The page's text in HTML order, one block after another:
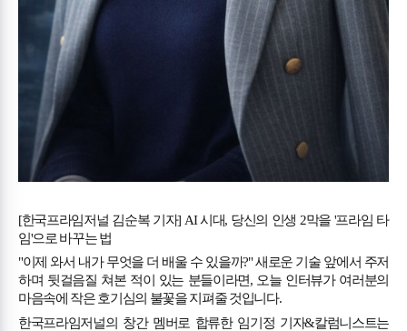
[한국프라임저널 김순복 기자] AI시대, 당신의 인생 2막을 '프라임 타
임'으로 바꾸는 법
"이제 와서 내가 무엇을 더 배울 수 있을까?"새로운 기술 앞에서 주저
하며 뒷걸음질 쳐본 적이 있는 분들이라면, 오늘 인터뷰가 여러분의
마음속에 작은 호기심의 불꽃을 지펴줄 것입니다.
한국프라임저널의 창간 멤버로 합류한 임기정 기자&칼럼니스트는